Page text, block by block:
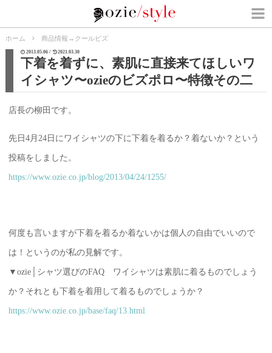
ホーム 商品情報 → クールビズ
2013.05.06 / 2021.03.30
下着を着ずに、素肌に直接来てほしいワ
イシャツ〜ozieのビズポロ〜特徴その二
店長の柳田です。
先日4月24日にワイシャツの下に下着を着るか？着ないか？という
投稿をしました。
https://www.ozie.co.jp/blog/2013/04/24/1255/
何度も言いますが下着を着るか着ないかは個人の自由でいいので
は！というのが私の見解です。
▼ozie│シャツ選びのFAQ ワイシャツは素肌に着るものでしょう
か？それとも下着を着用して着るものでしょうか？
https://www.ozie.co.jp/base/faq/13.html